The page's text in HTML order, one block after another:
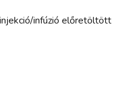
infúzió előretöltött